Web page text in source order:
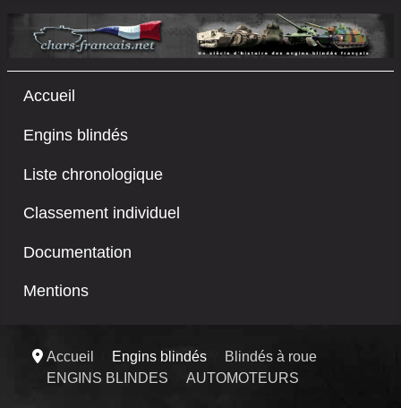
Accueil
Engins blindés
Liste chronologique
Classement individuel
Documentation
Mentions
Accueil Engins blindés
Blindés à roue
ENGINS BLINDES
AUTOMOTEURS